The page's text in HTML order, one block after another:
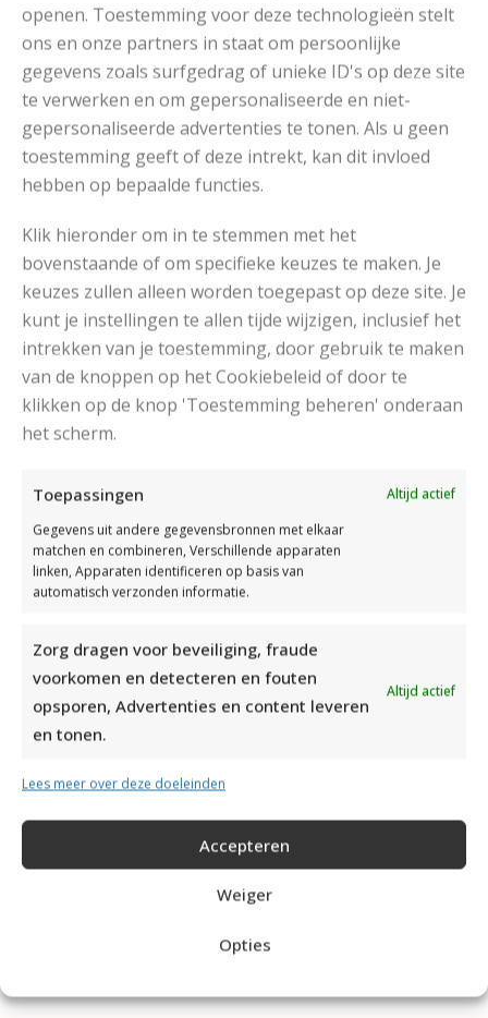
openen. Toestemming voor deze technologieën stelt
ons en onze partners in staat om persoonlijke
gegevens zoals surfgedrag of unieke ID's op deze site
te verwerken en om gepersonaliseerde en niet-
gepersonaliseerde advertenties te tonen. Als u geen
toestemming geeft of deze intrekt, kan dit invloed
hebben op bepaalde functies.
Klik hieronder om in te stemmen met het
bovenstaande of om specifieke keuzes te maken. Je
keuzes zullen alleen worden toegepast op deze site. Je
kunt je instellingen te allen tijde wijzigen, inclusief het
intrekken van je toestemming, door gebruik te maken
van de knoppen op het Cookiebeleid of door te
klikken op de knop 'Toestemming beheren' onderaan
het scherm.
Toepassingen
Altijd actief
Gegevens uit andere gegevensbronnen met elkaar
matchen en combineren, Verschillende apparaten
linken, Apparaten identificeren op basis van
automatisch verzonden informatie.
Zorg dragen voor beveiliging, fraude
voorkomen en detecteren en fouten
opsporen, Advertenties en content leveren
en tonen.
Altijd actief
Lees meer over deze doeleinden
Accepteren
Weiger
Opties
IDEALE CAPUCHONTRUI BREIEN VOOR THUIS OP DE BANK